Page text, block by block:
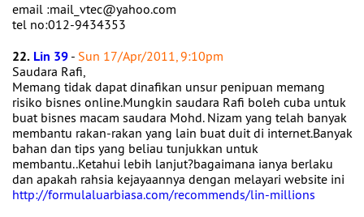
email :mail_vtec@yahoo.com
tel no:012-9434353
22. Lin 39 - Sun 17/Apr/2011, 9:10pm
Saudara Rafi,
Memang tidak dapat dinafikan unsur penipuan memang
risiko bisnes online.Mungkin saudara Rafi boleh cuba untuk
buat bisnes macam saudara Mohd. Nizam yang telah banyak
membantu rakan-rakan yang lain buat duit di internet.Banyak
bahan dan tips yang beliau tunjukkan untuk
membantu..Ketahui lebih lanjut?bagaimana ianya berlaku
dan apakah rahsia kejayaannya dengan melayari website ini
http://formulaluarbiasa.com/recommends/lin-millions